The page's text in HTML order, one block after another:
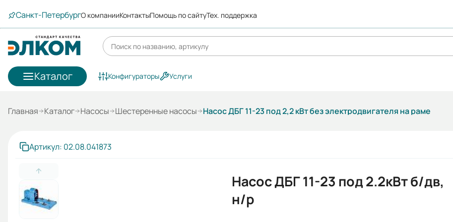
Санкт-ПетербургО компанииКонтактыПомощь по сайтуТех. поддержка
Каталог Конфигураторы Услуги
Главная Каталог Насосы Шестеренные насосы Насос ДБГ 11-23 под 2,2 кВт без электродвигателя на раме
Артикул: 02.08.041873
Насос ДБГ 11-23 под 2.2кВт б/дв,
н/р